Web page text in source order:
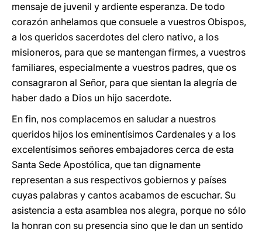
mensaje de juvenil y ardiente esperanza. De todo
corazón anhelamos que consuele a vuestros Obispos,
a los queridos sacerdotes del clero nativo, a los
misioneros, para que se mantengan firmes, a vuestros
familiares, especialmente a vuestros padres, que os
consagraron al Señor, para que sientan la alegría de
haber dado a Dios un hijo sacerdote.
En fin, nos complacemos en saludar a nuestros
queridos hijos los eminentísimos Cardenales y a los
excelentísimos señores embajadores cerca de esta
Santa Sede Apostólica, que tan dignamente
representan a sus respectivos gobiernos y países
cuyas palabras y cantos acabamos de escuchar. Su
asistencia a esta asamblea nos alegra, porque no sólo
la honran con su presencia sino que le dan un sentido